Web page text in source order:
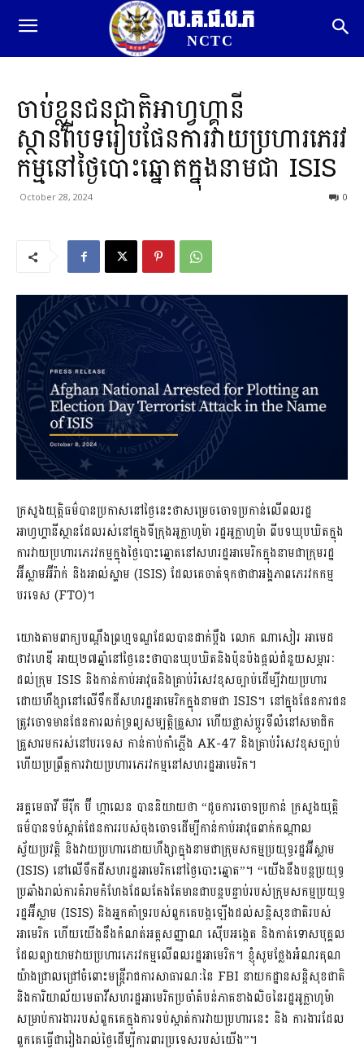
ល.គ.ជ.ប.ភ
NCTC
ចាប់ខ្លួនជនជាតិអាហ្វហ្គានី
ស្ថានពីបទរៀបផែនការវាយប្រហារភេរវ
កម្មនៅថ្ងៃបោះឆ្នោតក្នុងនាមជា ISIS
October 28, 2024 0
ក្រសួងយុត្តិធម៌បានប្រកាសនៅថ្ងៃនេះថាសម្រេចចោទប្រកាន់លើពលរដ្ឋ
អាហ្វហ្គានីស្ថានដែលរស់នៅក្នុងទីក្រុងអូក្លាហូម៉ា រដ្ឋអូក្លាហូម៉ា ពីបទឃុបឃិតក្នុង
ការវាយប្រហារភេរវកម្មក្នុងថ្ងៃបោះឆ្នោតនៅសហរដ្ឋអាមេរិកក្នុងនាមជាក្រុមរដ្ឋ
អ៊ីស្លាមអ៊ីរ៉ាក់ និងអាល់ស្ហាម (ISIS) ដែលគេចាត់ទុកថាជាអង្គភាពភេរវកកម្ម
បរទេស (FTO)។
យោងតាមពាក្យបណ្តឹងព្រហ្មទណ្ឌដែលបានដាក់ប្តឹង លោក ណាសៀរ អាមេដ
ថាវហេឌី អាយុ២៧ឆ្នាំនៅថ្ងៃនេះថាបានឃុបឃិតនិងប៉ុនប៉ងផ្តល់ជំនួយសម្ភារៈ
ដល់ក្រុម ISIS និងកាន់កាប់អាវុធនិងគ្រាប់រំសេវខុសច្បាប់ដើម្បីវាយប្រហារ
ដោយហឹង្សានៅលើទឹកដីសហរដ្ឋអាមេរិកក្នុងនាមជា ISIS។ នៅក្នុងផែនការជន
ត្រូវចោទមានផែនការលក់ទ្រព្យសម្បត្តិគ្រួសារ ហើយផ្លាស់ប្តូរទីលំនៅសមាជិក
គ្រួសារមករស់នៅបរទេស កាន់កាប់កាំភ្លើង AK-47 និងគ្រាប់រំសេវខុសច្បាប់
ហើយប្រព្រឹត្តការវាយប្រហារភេរវកម្មនៅសហរដ្ឋអាមេរិក។
អគ្គមេធាវី មឺរ៉ីក ប៊ី ហ្កាលេន បាននិយាយថា “ដូចការចោទប្រកាន់ ក្រសួងយុត្តិ
ធម៌បានទប់ស្កាត់ផែនការរបស់ចុងចោទដើម្បីកាន់កាប់អាវុធពាក់កណ្តាល
ស្វ័យប្រវត្តិ និងវាយប្រហារដោយហឹង្សាក្នុងនាមជាក្រុមសកម្មប្រយុទ្ធរដ្ឋអ៊ីស្លាម
(ISIS) នៅលើទឹកដីសហរដ្ឋអាមេរិកនៅថ្ងៃបោះឆ្នោត”។ “យើងនឹងបន្តប្រយុទ្ធ
ប្រឆាំងរាល់ការគំរាមកំហែងដែលតែងតែមានជាបន្តបន្ទាប់របស់ក្រុមសកម្មប្រយុទ្ធ
រដ្ឋអ៊ីស្លាម (ISIS) និងអ្នកគាំទ្ររបស់ពួកគេបង្កឡើងដល់សន្តិសុខជាតិរបស់
អាមេរិក ហើយយើងនឹងកំណត់អត្តសញ្ញាណ ស៊ើបអង្កេត និងកាត់ទោសបុគ្គល
ដែលព្យាយាមវាយប្រហារភេរវកម្មលើពលរដ្ឋអាមេរិក។ ខ្ញុំសូមថ្លែងអំណរគុណ
យ៉ាងជ្រាលជ្រៅចំពោះមន្ត្រីរាជការសាធារណៈនៃ FBI នាយកដ្ឋានសន្តិសុខជាតិ
និងការិយាល័យមេធាវីសហរដ្ឋអាមេរិកប្រចាំតំបន់ភាគខាងលិចនៃរដ្ឋអូក្លាហូម៉ា
សម្រាប់ការងាររបស់ពួកគេក្នុងការទប់ស្កាត់ការវាយប្រហារនេះ និង ការងារដែល
ពួកគេធ្វើជារៀងរាល់ថ្ងៃដើម្បីការពារប្រទេសរបស់យើង”។